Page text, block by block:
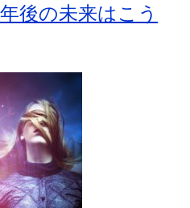
後の未来はこう